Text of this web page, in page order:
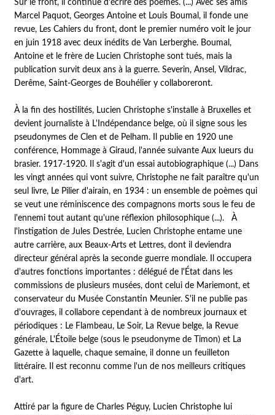
Sur le front, il continue d'écrire des poèmes. (...) Avec ses amis
Marcel Paquot, Georges Antoine et Louis Boumal, il fonde une
revue, Les Cahiers du front,dont le premier numéro voit le jour
en juin 1918 avec deux inédits de Van Lerberghe. Boumal,
Antoine et le frère de Lucien Christophe sont tués, mais la
publication survit deux ans à la guerre. Severin, Ansel, Vildrac,
Derême, Saint-Georges de Bouhélier y collaboreront.
À la fin des hostilités, Lucien Christophe s'installe à Bruxelles et
devient journaliste à L'Indépendance belge, où il signe sous les
pseudonymes de Clen et de Pelham. Il publie en 1920 une
conférence, Hommage à Giraud, l'année suivanteAux lueurs du
brasier. 1917-1920. Il s'agit d'un essai autobiographique (...) Dans
les vingt années qui vont suivre, Christophe ne fait paraître qu'un
seul livre, Le Pilier d'airain, en 1934 : un ensemble de poèmes qui
se veut une réminiscence des compagnons morts sous le feu de
l'ennemi tout autant qu'une réflexion philosophique (...). À
l'instigation de Jules Destrée, Lucien Christophe entame une
autre carrière, aux Beaux-Arts et Lettres, dont il deviendra
directeur général après la seconde guerre mondiale. Il occupera
d'autres fonctions importantes : délégué de l'État dans les
commissions de plusieurs musées, dont celui de Mariemont, et
conservateur du Musée Constantin Meunier. S'il ne publie pas
d'ouvrages, il collabore cependant à de nombreux journaux et
périodiques : Le Flambeau, Le Soir, La Revue belge, la Revue
générale, L'Étoile belge(sous le pseudonyme de Timon) et La
Gazette à laquelle, chaque semaine, il donne un feuilleton
littéraire. Il est reconnu comme l'un de nos meilleurs critiques
d'art.
Attiré par la figure de Charles Péguy, Lucien Christophe lui